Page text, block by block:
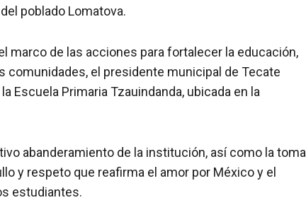
poblado Lomatova.
marco de las acciones para fortalecer la educación,
comunidades, el presidente municipal de Tecate
Escuela Primaria Tzauindanda, ubicada en la
abanderamiento de la institución, así como la toma
y respeto que reafirma el amor por México y el
estudiantes.